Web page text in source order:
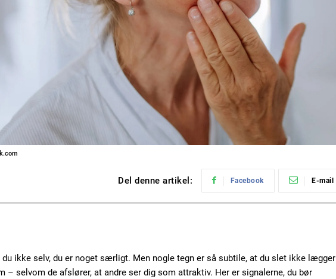
Del denne artikel: Facebook E-mail
du ikke selv, du er noget særligt. Men nogle tegn er så subtile, at du slet ikke lægger
– selvom de afslører, at andre ser dig som attraktiv. Her er signalerne, du bør